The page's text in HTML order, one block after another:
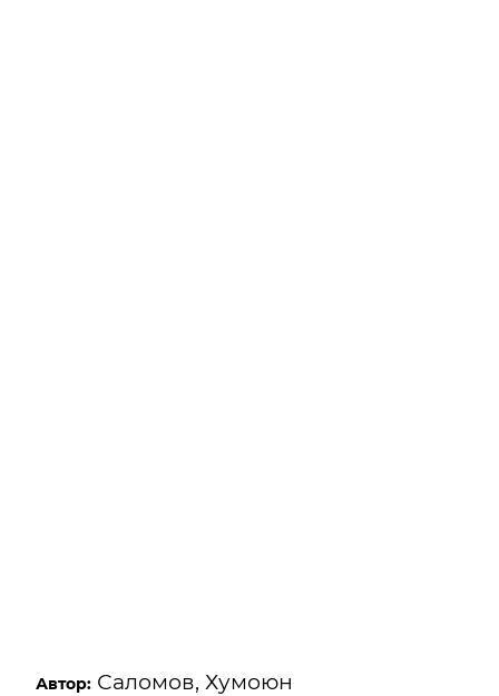
Автор: Саломов, Хумоюн